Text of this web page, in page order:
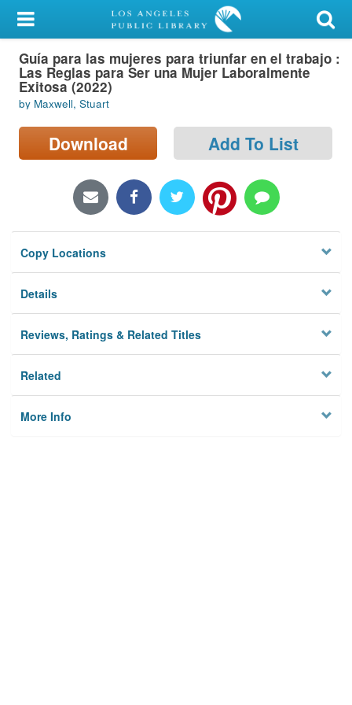
My Account
Library Card
Sign In
Search
Locations/Hours (external
Privacy
Guía para las mujeres para triunfar en el trabajo :
Las Reglas para Ser una Mujer Laboralmente
Exitosa (2022)
by Maxwell, Stuart
Download Add To List
Copy Locations
Details
Reviews, Ratings & Related Titles
Related
More Info